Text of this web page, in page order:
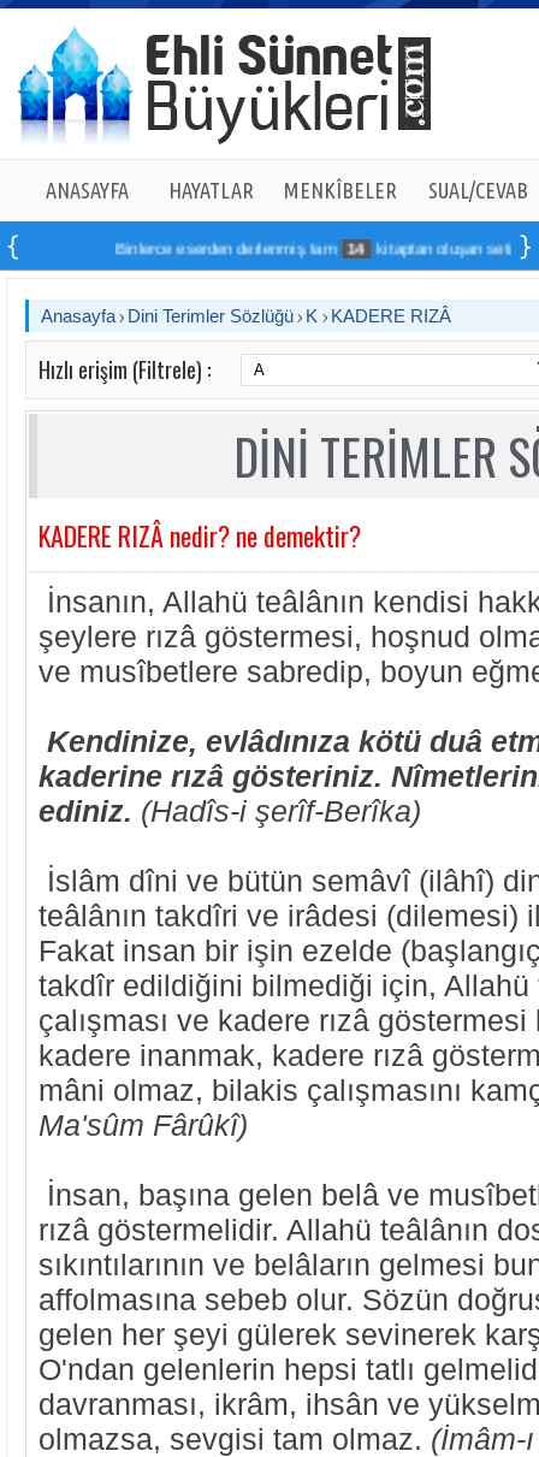
ANASAYFA HAYATLAR MENKÎBELER SUAL/CEVAB
Binlerce eserden derlenmiş tam 14 kitaptan oluşan seti online
Anasayfa Dini Terimler Sözlüğü K KADERE RIZÂ
Hızlı erişim (Filtrele) :
DİNİ TERİMLER
KADERE RIZÂ nedir? ne demektir?
İnsanın, Allahü teâlânın kendisi
şeylere rızâ göstermesi, hoşnud
ve musîbetlere sabredip, boyun
Kendinize, evlâdınıza kötü duâ
kaderine rızâ gösteriniz.
ediniz. (Hadîs-i şerîf-Berîka)
İslâm dîni ve bütün semâvî (ilâhî)
teâlânın takdîri ve irâdesi (dilemesi)
Fakat insan bir işin ezelde
takdîr edildiğini bilmediği için, Allahü
çalışması ve kadere rızâ göstermesi
kadere inanmak, kadere rızâ
mâni olmaz, bilakis çalışmasını
Ma'sûm Fârûkî)
İnsan, başına gelen belâ ve
rızâ göstermelidir. Allahü teâlânın
sıkıntılarının ve belâların gelmesi
affolmasına sebeb olur. Sözün
gelen her şeyi gülerek sevinerek
O'ndan gelenlerin hepsi tatlı
davranması, ikrâm, ihsân ve
olmazsa, sevgisi tam olmaz. (İmâm-